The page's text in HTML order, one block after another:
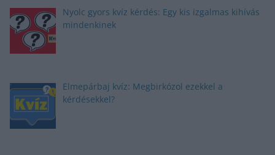
Nyolc gyors kvíz kérdés: Egy kis izgalmas kihívás
mindenkinek
Elmepárbaj kvíz: Megbirkózol ezekkel a
kérdésekkel?